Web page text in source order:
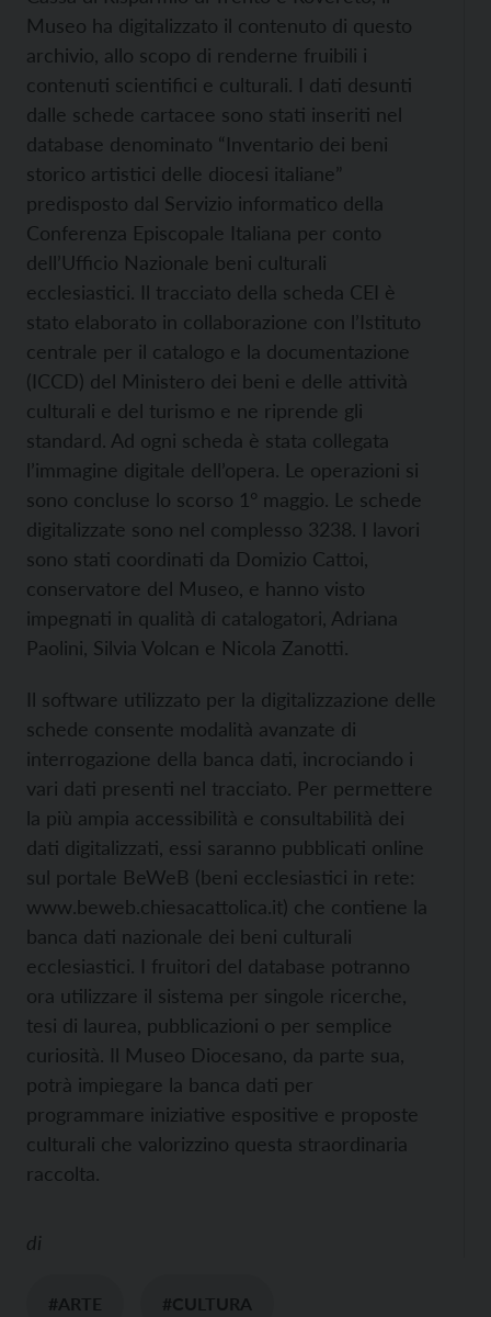
Museo ha digitalizzato il contenuto di questo
archivio, allo scopo di renderne fruibili i
contenuti scientifici e culturali. I dati desunti
dalle schede cartacee sono stati inseriti nel
database denominato “Inventario dei beni
storico artistici delle diocesi italiane”
predisposto dal Servizio informatico della
Conferenza Episcopale Italiana per conto
dell’Ufficio Nazionale beni culturali
ecclesiastici. Il tracciato della scheda CEI è
stato elaborato in collaborazione con l’Istituto
centrale per il catalogo e la documentazione
(ICCD) del Ministero dei beni e delle attività
culturali e del turismo e ne riprende gli
standard. Ad ogni scheda è stata collegata
l’immagine digitale dell’opera. Le operazioni si
sono concluse lo scorso 1° maggio. Le schede
digitalizzate sono nel complesso 3238. I lavori
sono stati coordinati da Domizio Cattoi,
conservatore del Museo, e hanno visto
impegnati in qualità di catalogatori, Adriana
Paolini, Silvia Volcan e Nicola Zanotti.
Il software utilizzato per la digitalizzazione delle
schede consente modalità avanzate di
interrogazione della banca dati, incrociando i
vari dati presenti nel tracciato. Per permettere
la più ampia accessibilità e consultabilità dei
dati digitalizzati, essi saranno pubblicati online
sul portale BeWeB (beni ecclesiastici in rete:
www.beweb.chiesacattolica.it) che contiene la
banca dati nazionale dei beni culturali
ecclesiastici. I fruitori del database potranno
ora utilizzare il sistema per singole ricerche,
tesi di laurea, pubblicazioni o per semplice
curiosità. Il Museo Diocesano, da parte sua,
potrà impiegare la banca dati per
programmare iniziative espositive e proposte
culturali che valorizzino questa straordinaria
raccolta.
di
#ARTE #CULTURA